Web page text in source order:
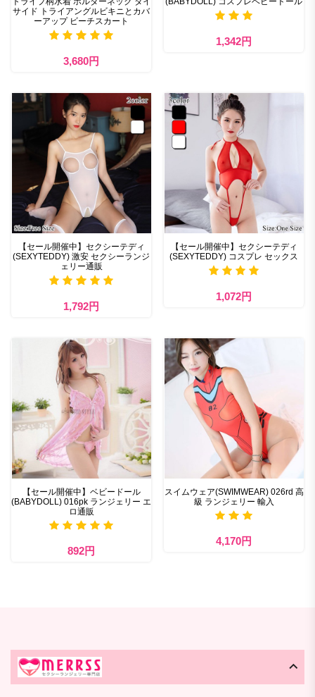
サイド トライアングルビキニとカバ
ーアップ ビーチスカート
3,680円
1,342円
【セール開催中】セクシーテディ
(SEXYTEDDY) 激安 セクシーランジ
ェリー通販
1,792円
【セール開催中】セクシーテディ
(SEXYTEDDY) コスプレ セックス
1,072円
【セール開催中】ベビードール
(BABYDOLL) 016pk ランジェリー エ
ロ通販
892円
スイムウェア(SWIMWEAR) 026rd 高
級 ランジェリー 輸入
4,170円